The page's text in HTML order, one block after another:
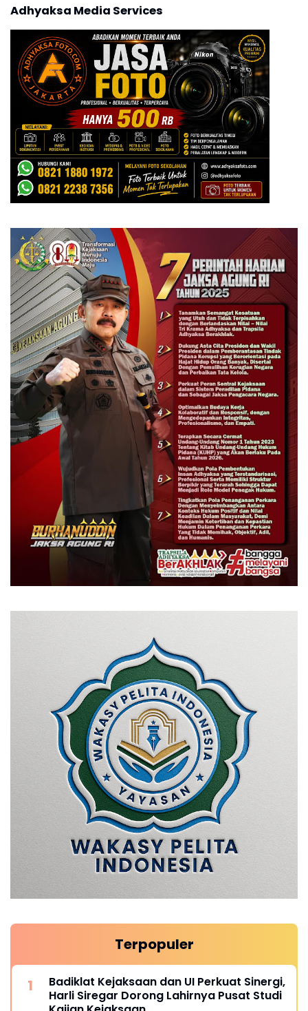
Adhyaksa Media Services
Terpopuler
Badiklat Kejaksaan dan UI Perkuat Sinergi,
Harli Siregar Dorong Lahirnya Pusat Studi